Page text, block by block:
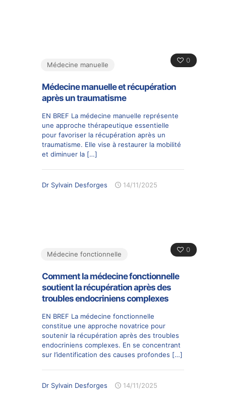
0
Médecine manuelle
Médecine manuelle et récupération
après un traumatisme
EN BREF La médecine manuelle représente
une approche thérapeutique essentielle
pour favoriser la récupération après un
traumatisme. Elle vise à restaurer la mobilité
et diminuer la […]
Dr Sylvain Desforges 14/11/2025
0
Médecine fonctionnelle
Comment la médecine fonctionnelle
soutient la récupération après des
troubles endocriniens complexes
EN BREF La médecine fonctionnelle
constitue une approche novatrice pour
soutenir la récupération après des troubles
endocriniens complexes. En se concentrant
sur l’identification des causes profondes […]
Dr Sylvain Desforges 14/11/2025